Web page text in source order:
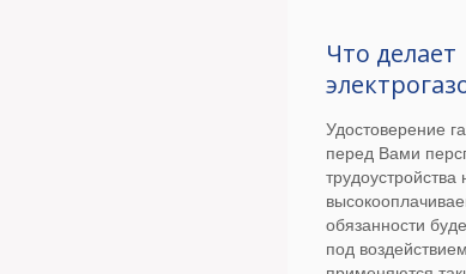
Что делает
Удостоверение
перед Вами
обязанности
под